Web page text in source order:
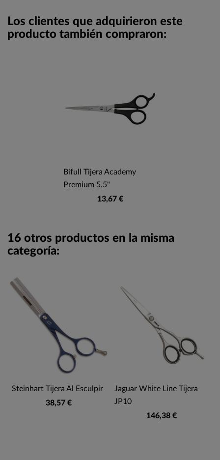
Los clientes que adquirieron este
producto también compraron:
Bifull Tijera Academy
Premium 5.5"
13,67 €
16 otros productos en la misma
categoría:
Steinhart Tijera Al Esculpir
38,57 €
Jaguar White Line Tijera
JP10
146,38 €